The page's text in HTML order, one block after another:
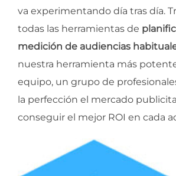
va experimentando día tras día.
todas las herramientas de
medición de audiencias
nuestra herramienta más
equipo, un grupo de
la perfección el mercado
conseguir el mejor ROI en cada